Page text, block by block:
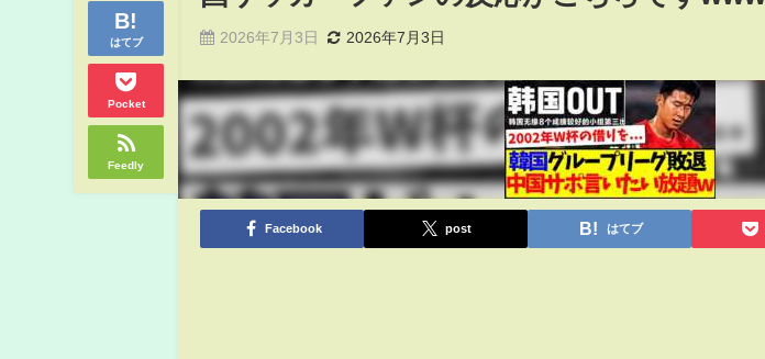
はてブ
Pocket
Feedly
2026年7月3日 2026年7月3日
Facebook post はてブ